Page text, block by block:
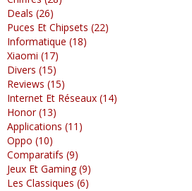
Deals (26)
Puces Et Chipsets (22)
Informatique (18)
Xiaomi (17)
Divers (15)
Reviews (15)
Internet Et Réseaux (14)
Honor (13)
Applications (11)
Oppo (10)
Comparatifs (9)
Jeux Et Gaming (9)
Les Classiques (6)